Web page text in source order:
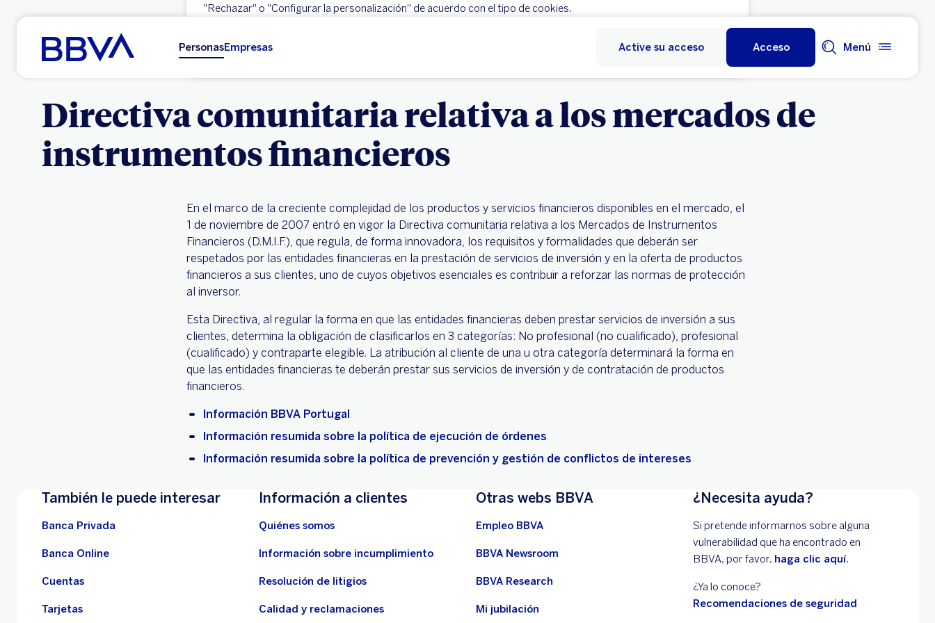
"Rechazar" o "Configurar la personalización" de acuerdo con el tipo de cookies.
Aceptar
Ir al contenido principal
PersonasEmpresas Active su acceso Acceso Menú
Directiva comunitaria relativa a los mercados de
instrumentos financieros
En el marco de la creciente complejidad de los productos y servicios financieros disponibles en el mercado, el
1 de noviembre de 2007 entró en vigor la Directiva comunitaria relativa a los Mercados de Instrumentos
Financieros (D.M.I.F.), que regula, de forma innovadora, los requisitos y formalidades que deberán ser
respetados por las entidades financieras en la prestación de servicios de inversión y en la oferta de productos
financieros a sus clientes, uno de cuyos objetivos esenciales es contribuir a reforzar las normas de protección
al inversor.
Esta Directiva, al regular la forma en que las entidades financieras deben prestar servicios de inversión a sus
clientes, determina la obligación de clasificarlos en 3 categorías: No profesional (no cualificado), profesional
(cualificado) y contraparte elegible. La atribución al cliente de una u otra categoría determinará la forma en
que las entidades financieras te deberán prestar sus servicios de inversión y de contratación de productos
financieros.
Información BBVA Portugal
Información resumida sobre la política de ejecución de órdenes
Información resumida sobre la política de prevención y gestión de conflictos de intereses
También le puede interesar
Banca Privada
Banca Online
Cuentas
Tarjetas
Información a clientes
Quiénes somos
Información sobre incumplimiento
Resolución de litigios
Calidad y reclamaciones
Otras webs BBVA
Empleo BBVA
BBVA Newsroom
BBVA Research
Mi jubilación
¿Necesita ayuda?
Si pretende informarnos sobre alguna
vulnerabilidad que ha encontrado en
BBVA, por favor, haga clic aquí.
¿Ya lo conoce?
Recomendaciones de seguridad